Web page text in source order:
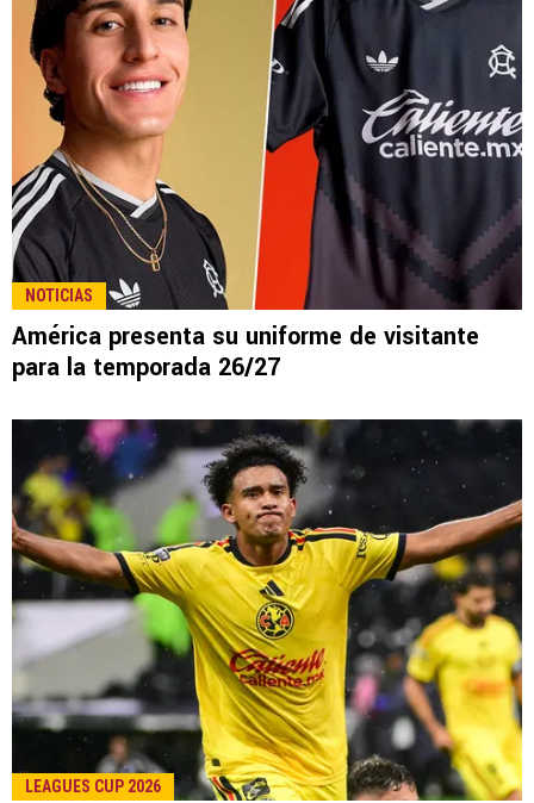
NOTICIAS
América presenta su uniforme de visitante
para la temporada 26/27
LEAGUES CUP 2026